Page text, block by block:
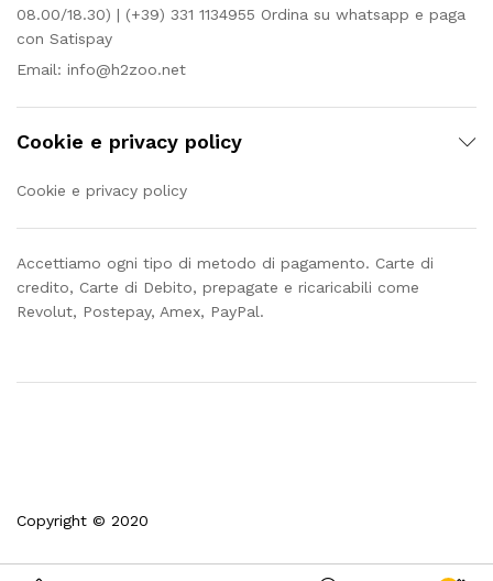
08.00/18.30) | (+39) 331 1134955 Ordina su whatsapp e paga
con Satispay
Email: info@h2zoo.net
Cookie e privacy policy
Cookie e privacy policy
Accettiamo ogni tipo di metodo di pagamento. Carte di
credito, Carte di Debito, prepagate e ricaricabili come
Revolut, Postepay, Amex, PayPal.
Copyright © 2020